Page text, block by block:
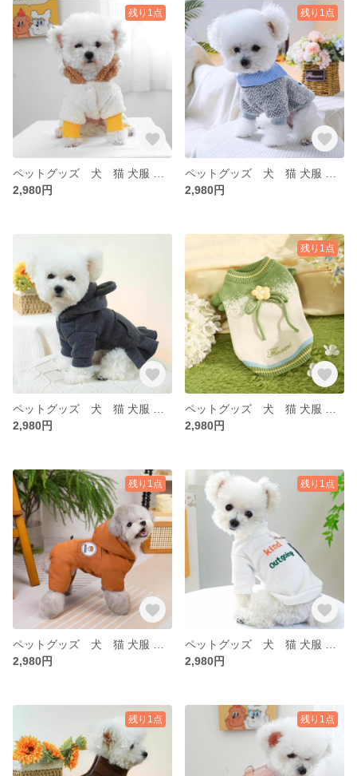
残り1点
2,980円
残り1点
2,980円
2,980円
残り1点
2,980円
残り1点
2,980円
残り1点
2,980円
残り1点 残り1点